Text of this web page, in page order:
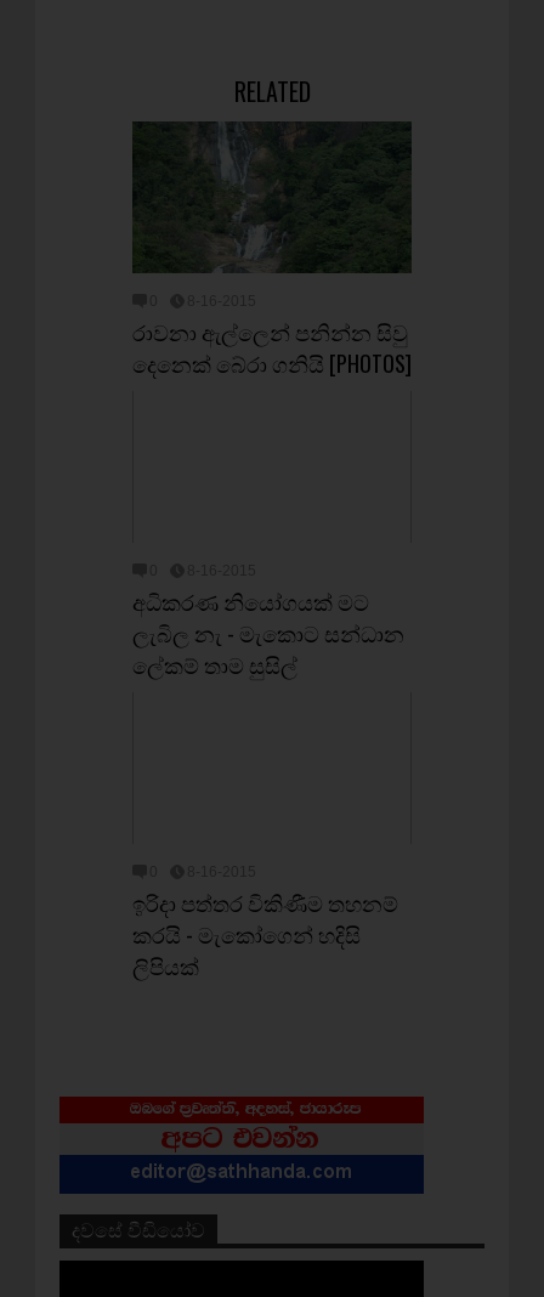
RELATED
රාවනා ඇල්ලෙන් පනින්න සිවු
දෙනෙක් බේරා ගනියි [PHOTOS]
අධිකරණ නියෝගයක් මට
ලැබිල නැ - මැකොට සන්ධාන
ලේකම් තාම සුසිල්
ඉරිදා පත්තර විකිණීම තහනම්
කරයි - මැකෝගෙන් හදිසි
ලිපියක්
දවසේ වීඩියෝව